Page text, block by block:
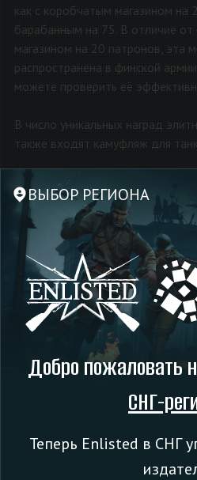
ВЫБОР РЕГИОНА
Добро пожаловать
СНГ-
Теперь Enlisted в СНГ
как с коробчатым магазином на
барабанным на 75. В отличие от
магазином на 20 патронов, эта
распространена в финской
можете проверить её
В число уникальных наград
также входят камуфляж для
AP-4C «Sky Pirates» (США)